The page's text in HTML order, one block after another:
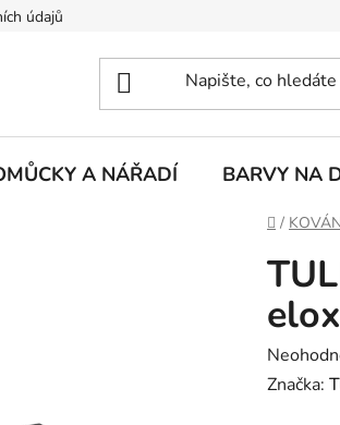
údajů
A NÁŘADÍ BARVY NA
Domů
/
Značka: